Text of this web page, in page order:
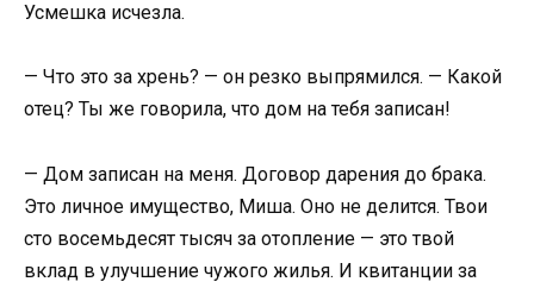
Усмешка исчезла.
— Что это за хрень? — он резко выпрямился. — Какой
отец? Ты же говорила, что дом на тебя записан!
— Дом записан на меня. Договор дарения до брака.
Это личное имущество, Миша. Оно не делится. Твои
сто восемьдесят тысяч за отопление — это твой
вклад в улучшение чужого жилья. И квитанции за